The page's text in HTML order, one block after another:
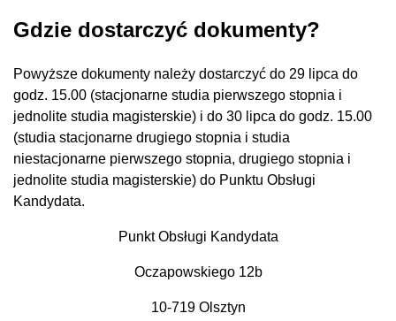
Gdzie dostarczyć dokumenty?
Powyższe dokumenty należy dostarczyć do 29 lipca do
godz. 15.00 (stacjonarne studia pierwszego stopnia i
jednolite studia magisterskie) i do 30 lipca do godz. 15.00
(studia stacjonarne drugiego stopnia i studia
niestacjonarne pierwszego stopnia, drugiego stopnia i
jednolite studia magisterskie) do Punktu Obsługi
Kandydata.
Punkt Obsługi Kandydata
Oczapowskiego 12b
10-719 Olsztyn